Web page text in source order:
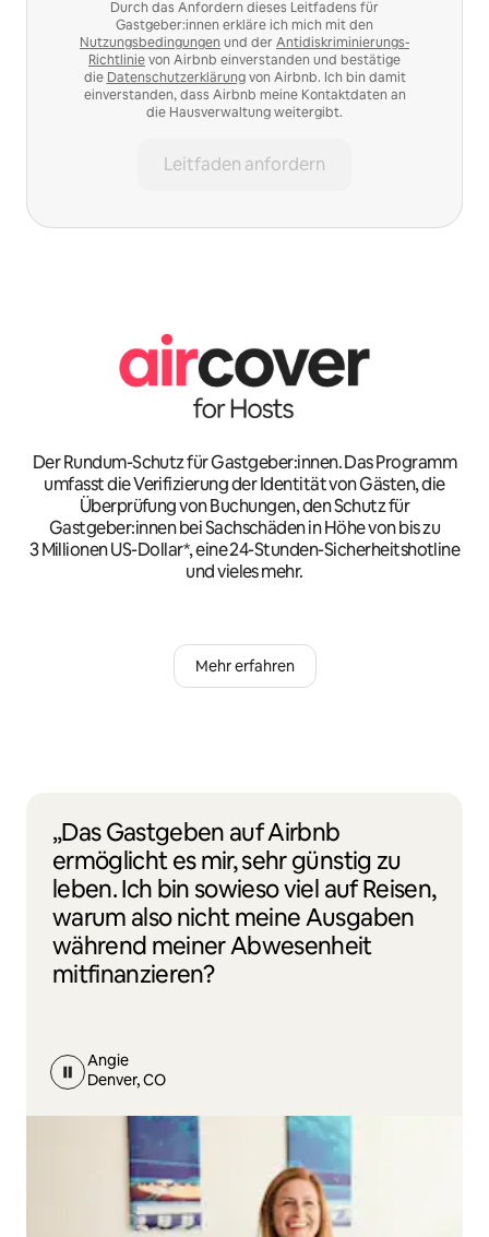
Durch das Anfordern dieses Leitfadens für
Gastgeber:innen erkläre ich mich mit den
Nutzungsbedingungen und der Antidiskriminierungs-
Richtlinievon Airbnb einverstanden und bestätige
die Datenschutzerklärungvon Airbnb. Ich bin damit
einverstanden, dass Airbnb meine Kontaktdaten an
die Hausverwaltung weitergibt.
Leitfaden anfordern
Der Rundum-Schutz für Gastgeber:innen. Das Programm
umfasst die Verifizierung der Identität von Gästen, die
Überprüfung von Buchungen, den Schutz für
Gastgeber:innen bei Sachschäden in Höhe von bis zu
3 Millionen US-Dollar*, eine 24-Stunden-Sicherheitshotline
und vieles mehr.
Mehr erfahren
„Das Gastgeben auf Airbnb
ermöglicht es mir, sehr günstig zu
leben. Ich bin sowieso viel auf Reisen,
warum also nicht meine Ausgaben
während meiner Abwesenheit
mitfinanzieren?
Angie
Denver, CO